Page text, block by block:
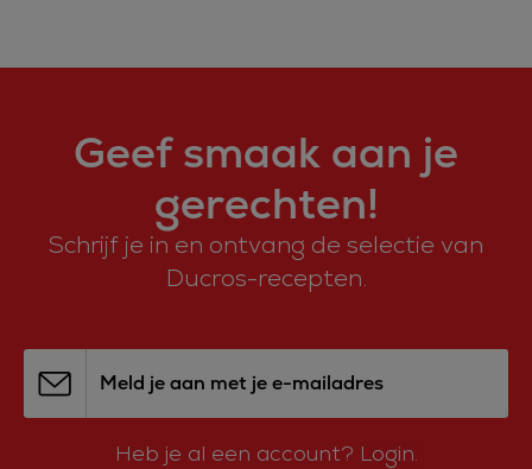
Geef smaak aan je
gerechten!
Schrijf je in en ontvang de selectie van
Ducros-recepten.
Meld je aan met je e-mailadres
Heb je al een account? Login.